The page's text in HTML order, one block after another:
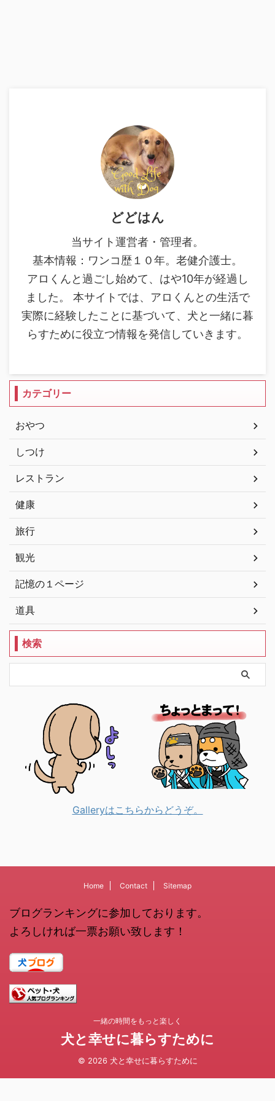
どどはん
当サイト運営者・管理者。
基本情報：ワンコ歴１０年。老健介護士。
アロくんと過ごし始めて、はや10年が経過し
ました。 本サイトでは、アロくんとの生活で
実際に経験したことに基づいて、犬と一緒に暮
らすために役立つ情報を発信していきます。
カテゴリー
おやつ
しつけ
レストラン
健康
旅行
観光
記憶の１ページ
道具
検索
Galleryはこちらからどうぞ。
Home Contact Sitemap
ブログランキングに参加しております。
よろしければ一票お願い致します！
一緒の時間をもっと楽しく
犬と幸せに暮らすために
© 2026 犬と幸せに暮らすために